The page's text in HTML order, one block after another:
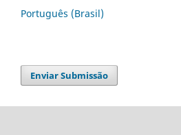
Português (Brasil)
Enviar Submissão